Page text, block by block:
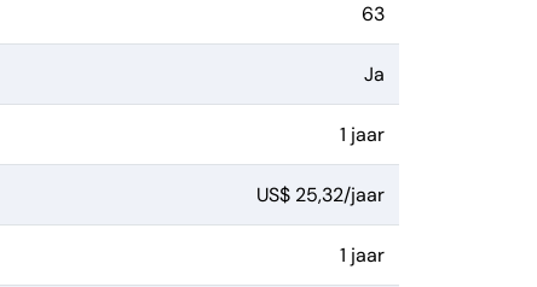
63
Ja
1 jaar
US$ 25,32/jaar
1 jaar